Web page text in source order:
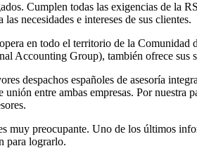
Cumplen todas las exigencias de la
necesidades e intereses de sus clientes.
opera en todo el territorio de la Comunidad
Group), también ofrece sus
despachos españoles de asesoría
entre ambas empresas. Por
preocupante. Uno de los últimos
para lograrlo.